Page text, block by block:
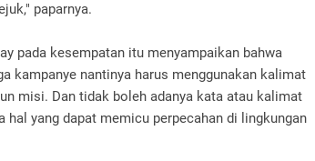
paparnya.
pada kesempatan itu menyampaikan bahwa
kampanye nantinya harus menggunakan kalimat
misi. Dan tidak boleh adanya kata atau kalimat
hal yang dapat memicu perpecahan di lingkungan